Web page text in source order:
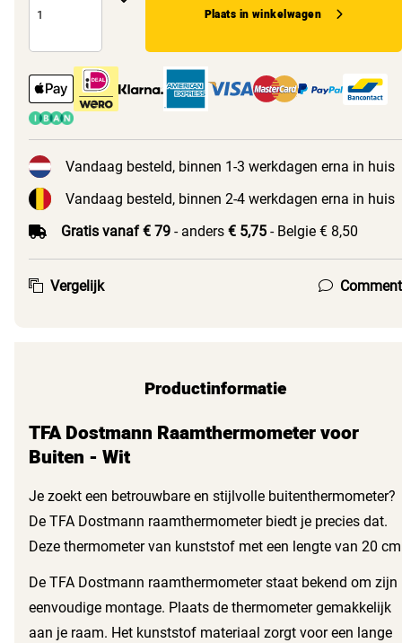
Plaats in winkelwagen
Vandaag besteld, binnen 1-3 werkdagen erna in huis
Vandaag besteld, binnen 2-4 werkdagen erna in huis
Gratis vanaf € 79 - anders € 5,75 - Belgie € 8,50
Vergelijk Comment
Productinformatie
TFA Dostmann Raamthermometer voor
Buiten - Wit
Je zoekt een betrouwbare en stijlvolle buitenthermometer?
De TFA Dostmann raamthermometer biedt je precies dat.
Deze thermometer van kunststof met een lengte van 20 cm
De TFA Dostmann raamthermometer staat bekend om zijn
eenvoudige montage. Plaats de thermometer gemakkelijk
aan je raam. Het kunststof materiaal zorgt voor een lange